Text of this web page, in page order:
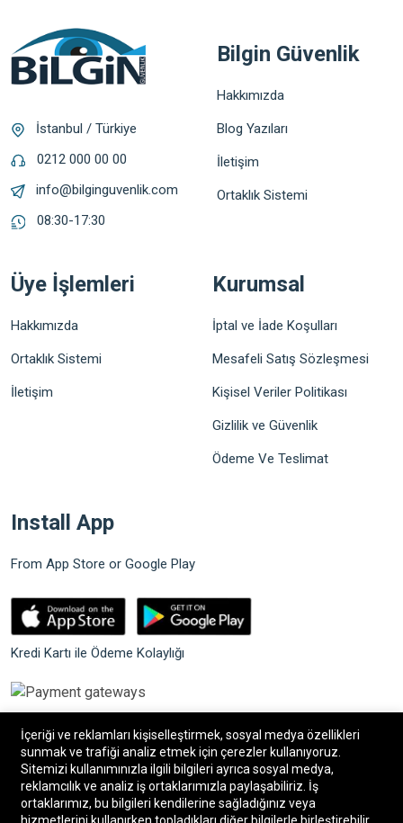
İstanbul / Türkiye
0212 000 00 00
info@bilginguvenlik.com
08:30-17:30
Bilgin Güvenlik
Hakkımızda
Blog Yazıları
İletişim
Ortaklık Sistemi
Üye İşlemleri
Hakkımızda
Ortaklık Sistemi
İletişim
Kurumsal
İptal ve İade Koşulları
Mesafeli Satış Sözleşmesi
Kişisel Veriler Politikası
Gizlilik ve Güvenlik
Ödeme Ve Teslimat
Install App
From App Store or Google Play
Kredi Kartı ile Ödeme Kolaylığı
©2026 Bilgin Güvenlik Sistemleri. Tüm hakları saklıdır.
İçeriği ve reklamları kişiselleştirmek, sosyal medya özellikleri
sunmak ve trafiği analiz etmek için çerezler kullanıyoruz.
Sitemizi kullanımınızla ilgili bilgileri ayrıca sosyal medya,
reklamcılık ve analiz iş ortaklarımızla paylaşabiliriz. İş
ortaklarımız, bu bilgileri kendilerine sağladığınız veya